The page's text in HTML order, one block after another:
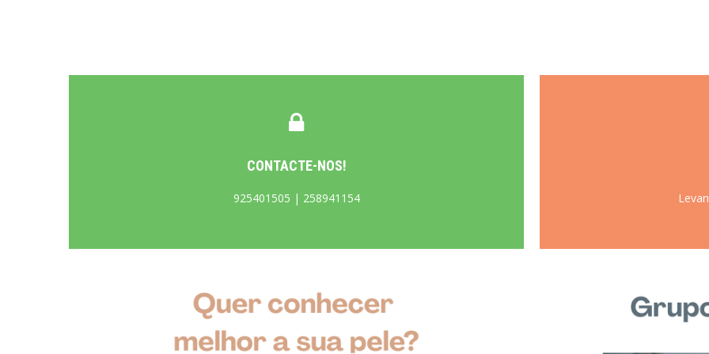
CONTACTE-NOS!
925401505 | 258941154